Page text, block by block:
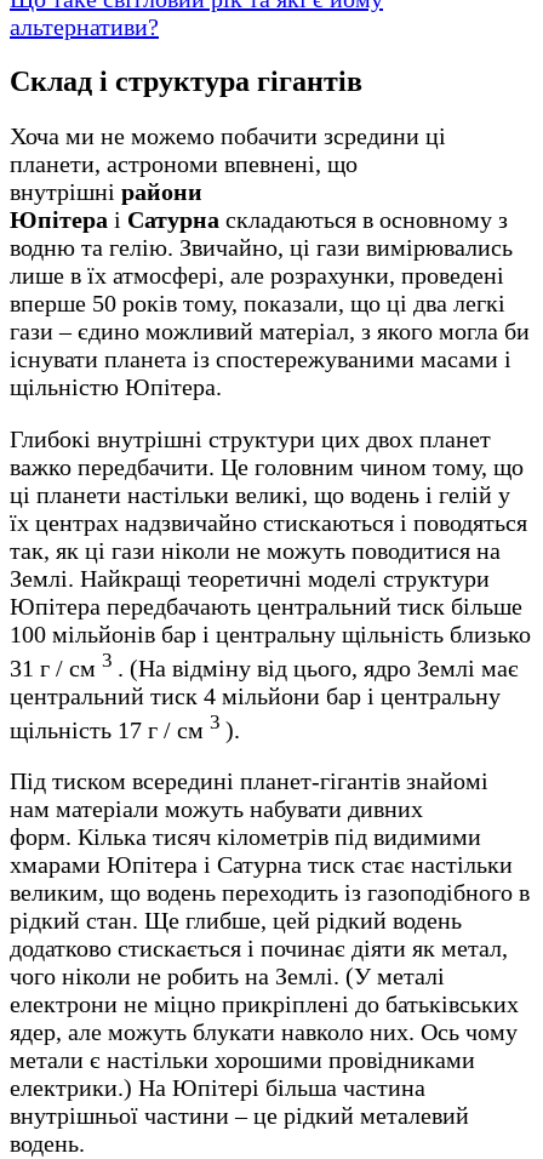
альтернативи?
Склад і структура гігантів
Хоча ми не можемо побачити зсредини ці
планети, астрономи впевнені, що
внутрішні райони
Юпітера і Сатурна складаються в основному з
водню та гелію. Звичайно, ці гази вимірювались
лише в їх атмосфері, але розрахунки, проведені
вперше 50 років тому, показали, що ці два легкі
гази – єдино можливий матеріал, з якого могла би
існувати планета із спостережуваними масами і
щільністю Юпітера.
Глибокі внутрішні структури цих двох планет
важко передбачити. Це головним чином тому, що
ці планети настільки великі, що водень і гелій у
їх центрах надзвичайно стискаються і поводяться
так, як ці гази ніколи не можуть поводитися на
Землі. Найкращі теоретичні моделі структури
Юпітера передбачають центральний тиск більше
100 мільйонів бар і центральну щільність близько
31 г / см 3 . (На відміну від цього, ядро ​​Землі має
центральний тиск 4 мільйони бар і центральну
щільність 17 г / см 3 ).
Під тиском всередині планет-гігантів знайомі
нам матеріали можуть набувати дивних
форм. Кілька тисяч кілометрів під видимими
хмарами Юпітера і Сатурна тиск стає настільки
великим, що водень переходить із газоподібного в
рідкий стан. Ще глибше, цей рідкий водень
додатково стискається і починає діяти як метал,
чого ніколи не робить на Землі. (У металі
електрони не міцно прикріплені до батьківських
ядер, але можуть блукати навколо них. Ось чому
метали є настільки хорошими провідниками
електрики.) На Юпітері більша частина
внутрішньої частини – це рідкий металевий
водень.